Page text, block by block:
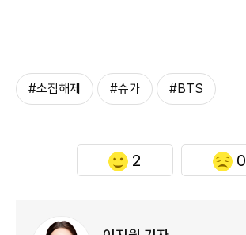
#소집해제 #슈가 #BTS
2 0